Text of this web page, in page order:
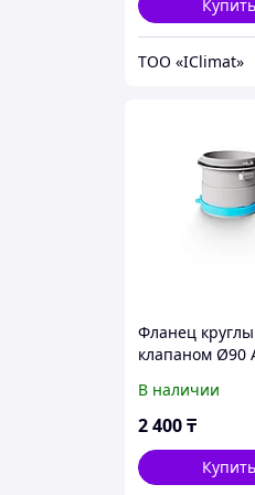
Купить
ТОО «IClimat»
Фланец
клапаном Ø90
В наличии
2 400₸
Купить